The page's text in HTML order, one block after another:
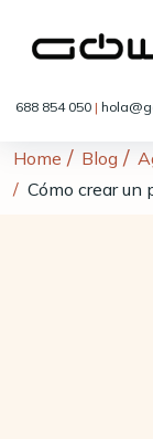
688 854 050 |
Home Blog
Cómo crear un